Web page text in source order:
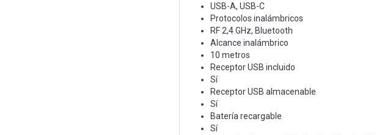
USB-A, USB-C
Protocolos inalámbricos
RF 2,4 GHz, Bluetooth
Alcance inalámbrico
10 metros
Receptor USB incluido
Sí
Receptor USB almacenable
Sí
Batería recargable
Sí